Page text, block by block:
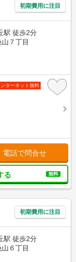
初期費用に注目
駅 徒歩2分
７丁目
ンターネット無料
電話で問合せ
る 無料
初期費用に注目
駅 徒歩2分
６丁目